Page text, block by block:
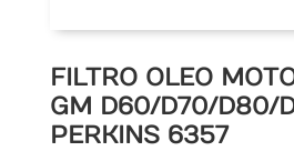
FILTRO OLEO
GM D60/D70/D80/
PERKINS 6357